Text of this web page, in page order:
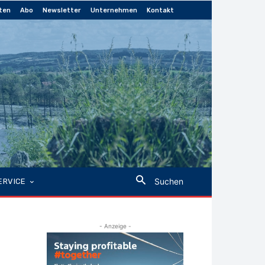
Abo Newsletter Unternehmen Kontakt
Suchen
- Anzeige -